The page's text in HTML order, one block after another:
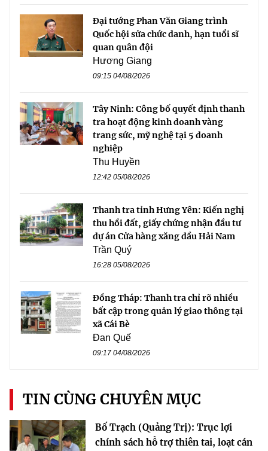
Đại tướng Phan Văn Giang trình
Quốc hội sửa chức danh, hạn tuổi sĩ
quan quân đội
Hương Giang
09:15 04/08/2026
Tây Ninh: Công bố quyết định thanh
tra hoạt động kinh doanh vàng
trang sức, mỹ nghệ tại 5 doanh
nghiệp
Thu Huyền
12:42 05/08/2026
Thanh tra tỉnh Hưng Yên: Kiến nghị
thu hồi đất, giấy chứng nhận đầu tư
dự án Cửa hàng xăng dầu Hải Nam
Trần Quý
16:28 05/08/2026
Đồng Tháp: Thanh tra chỉ rõ nhiều
bất cập trong quản lý giao thông tại
xã Cái Bè
Đan Quế
09:17 04/08/2026
TIN CÙNG CHUYÊN MỤC
Bố Trạch (Quảng Trị): Trục lợi
chính sách hỗ trợ thiên tai, loạt cán